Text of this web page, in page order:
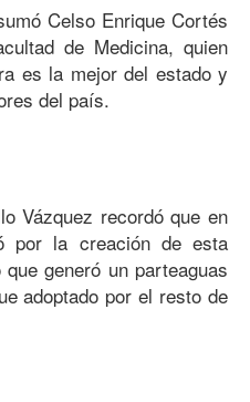
Celso Enrique Cortés
de Medicina, quien
es la mejor del estado y
del país.
Vázquez recordó que en
por la creación de esta
generó un parteaguas
adoptado por el resto de